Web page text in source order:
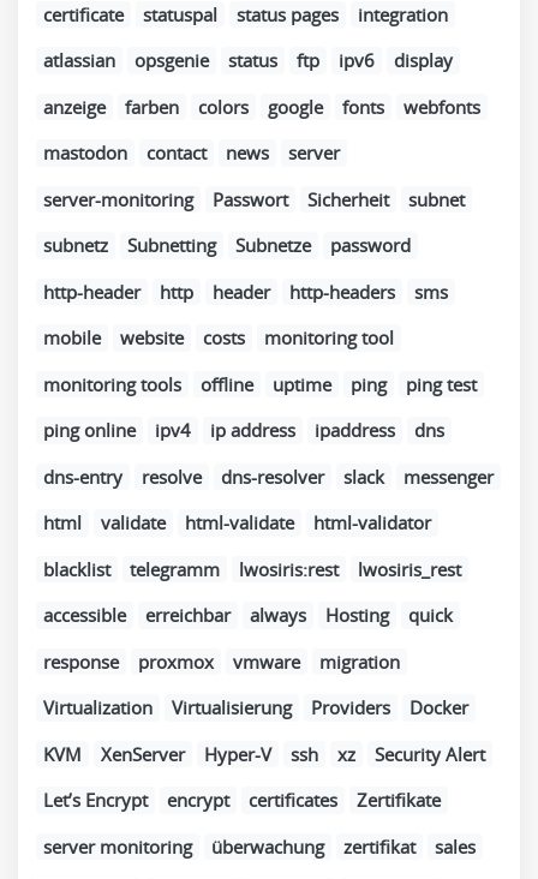
certificate
statuspal status pages
integration
atlassian
opsgenie status ftp ipv6
display
anzeige
farben colors google fonts
webfonts
mastodon
contact news
server
server-monitoring
Passwort Sicherheit
subnet
subnetz
Subnetting Subnetze
password
http-header
http header http-headers
sms
mobile
website costs
monitoring tool
monitoring tools
offline uptime ping
ping test
ping online
ipv4 ip address ipaddress
dns
dns-entry
resolve dns-resolver slack
messenger
html
validate html-validate
html-validator
blacklist
telegramm lwosiris:rest
lwosiris_rest
accessible
erreichbar always Hosting
quick
response
proxmox vmware
migration
Virtualization
Virtualisierung Providers
Docker
KVM
XenServer Hyper-V ssh xz
Security Alert
Let’s Encrypt
encrypt certificates
Zertifikate
server monitoring
überwachung zertifikat
sales